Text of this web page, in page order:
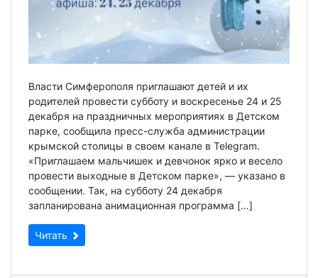
Власти Симферополя приглашают детей и их
родителей провести субботу и воскресенье 24 и 25
декабря на праздничных мероприятиях в Детском
парке, сообщила пресс-служба администрации
крымской столицы в своем канале в Telegram.
«Приглашаем мальчишек и девчонок ярко и весело
провести выходные в Детском парке», — указано в
сообщении. Так, на субботу 24 декабря
запланирована анимационная программа […]
Читать